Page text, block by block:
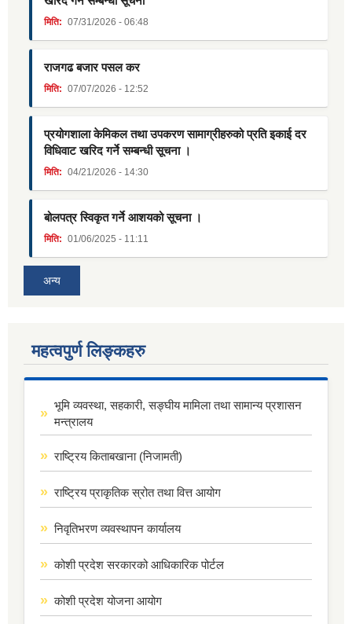
मिति: 07/31/2026 - 06:48
राजगढ बजार पसल कर
मिति: 07/07/2026 - 12:52
प्रयोगशाला केमिकल तथा उपकरण सामाग्रीहरुको प्रति इकाई दर
विधिवाट खरिद गर्ने सम्बन्धी सूचना ।
मिति: 04/21/2026 - 14:30
बोलपत्र स्विकृत गर्ने आशयको सूचना ।
मिति: 01/06/2025 - 11:11
अन्य
महत्वपुर्ण लिङ्कहरु
भूमि व्यवस्था, सहकारी, सङ्घीय मामिला तथा सामान्य प्रशासन
मन्त्रालय
राष्ट्रिय किताबखाना (निजामती)
राष्ट्रिय प्राकृतिक स्रोत तथा वित्त आयोग
निवृतिभरण व्यवस्थापन कार्यालय
कोशी प्रदेश सरकारको आधिकारिक पोर्टल
कोशी प्रदेश योजना आयोग